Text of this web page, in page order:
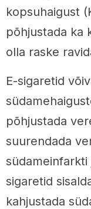
kopsuhaigust
põhjustada ka
olla raske
E-sigaretid
põhjustada
suurendada
südameinfarkti
sigaretid
kahjustada